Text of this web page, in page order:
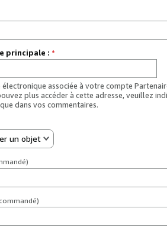
principale : *
associée à votre compte
plus accéder à cette adresse, veuillez
dans vos commentaires.
un objet